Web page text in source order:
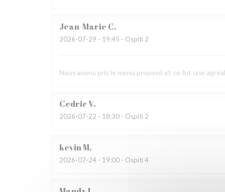
Jean-Marie C
2026-07-29 - 19:45 - Ospiti 2
Nous avons pris le menu proposé et ce fut une
CedricV
2026-07-22 - 18:30 - Ospiti 2
kevinM
2026-07-24 - 19:00 - Ospiti 4